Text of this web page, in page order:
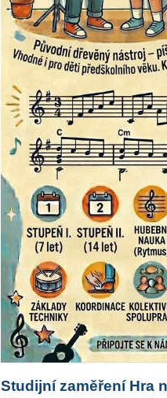
Studijní zaměření Hra